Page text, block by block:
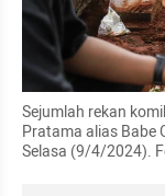
Sejumlah rekan
Pratama alias Babe
Selasa (9/4/2024).